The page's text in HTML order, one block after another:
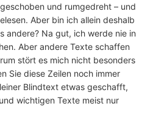
und rumgedreht – und
Aber bin ich allein deshalb
andere? Na gut, ich werde nie in
Aber andere Texte schaffen
stört es mich nicht besonders
Sie diese Zeilen noch immer
Blindtext etwas geschafft,
wichtigen Texte meist nur